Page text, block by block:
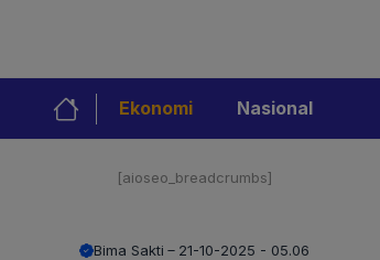
Ekonomi Nasional
[aioseo_breadcrumbs]
Bima Sakti 21-10-2025 - 05.06